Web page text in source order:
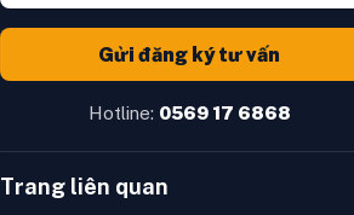
Gửi đăng ký tư vấn
Hotline: 0569 17 6868
Trang liên quan